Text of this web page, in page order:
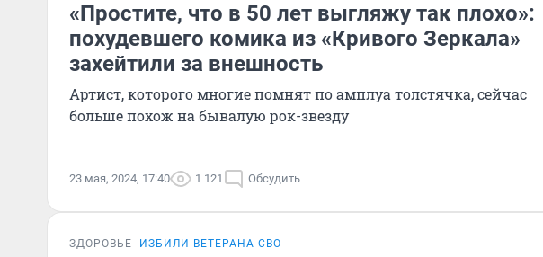
«Простите, что в 50 лет выгляжу так плохо»:
похудевшего комика из «Кривого Зеркала»
захейтили за внешность
Артист, которого многие помнят по амплуа толстячка, сейчас
больше похож на бывалую рок-звезду
23 мая, 2024, 17:40 1 121 Обсудить
ЗДОРОВЬЕ ИЗБИЛИ ВЕТЕРАНА СВО